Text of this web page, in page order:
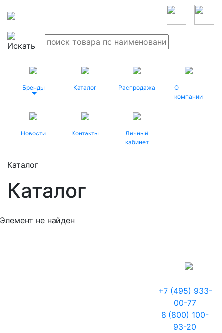
Бренды Каталог Распродажа
О
компании
Новости Контакты
Личный
кабинет
Каталог
Каталог
Элемент не найден
+7 (495) 933-
00-77
8 (800) 100-
93-20